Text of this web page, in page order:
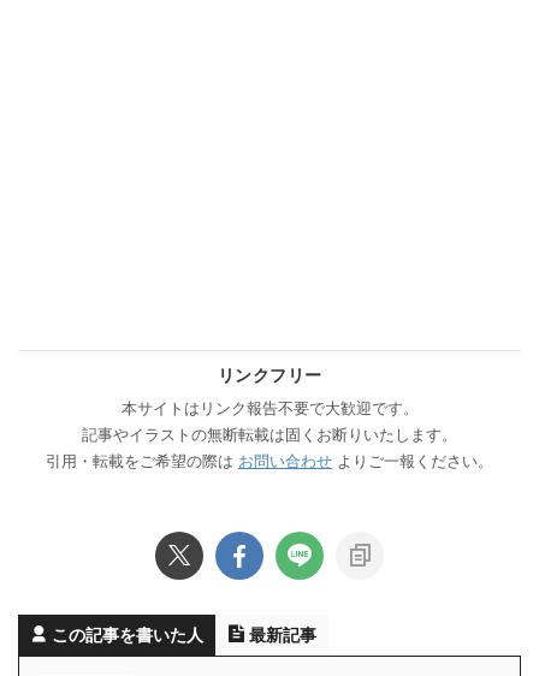
リンクフリー
本サイトはリンク報告不要で大歓迎です。
記事やイラストの無断転載は固くお断りいたします。
引用・転載をご希望の際は お問い合わせ よりご一報ください。
この記事を書いた人 最新記事